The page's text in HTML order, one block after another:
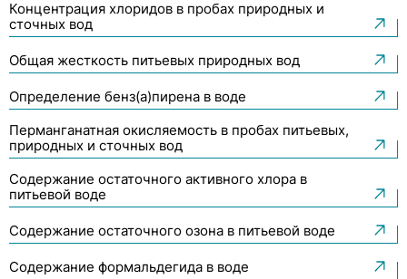
Концентрация хлоридов в пробах природных и
сточных вод
Общая жесткость питьевых природных вод
Определение бенз(a)пирена в воде
Перманганатная окисляемость в пробах питьевых,
природных и сточных вод
Содержание остаточного активного хлора в
питьевой воде
Содержание остаточного озона в питьевой воде
Содержание формальдегида в воде